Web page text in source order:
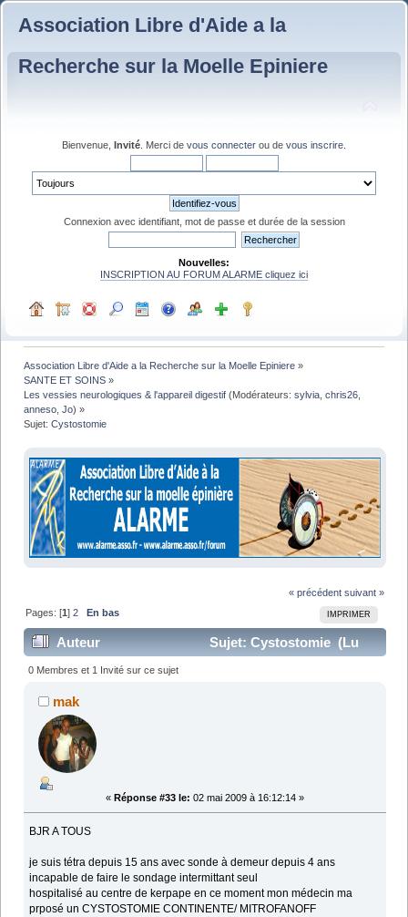
Association Libre d'Aide a la
Recherche sur la Moelle Epiniere
Bienvenue, Invité . Merci de vous connecter ou de vous inscrire
Connexion avec identifiant, mot de passe et durée de la session
Nouvelles:
INSCRIPTION AU FORUM ALARME cliquez ici
Association Libre d'Aide a la Recherche sur la Moelle Epiniere »
SANTE ET SOINS »
Les vessies neurologiques & l'appareil digestif (Modérateurs:sylvia ,chris26
anneso ,Jo) »
Sujet:Cystostomie
« précédent suivant »
IMPRIMER
Pages: [1]2 En bas
Auteur
Sujet: Cystostomie (Lu
62507 fois)
0 Membres et 1 Invité sur ce sujet
mak
« Réponse #33 le: 02 mai 2009 à 16:12:14 »
BJR A TOUS
je suis tétra depuis 15 ans avec sonde à demeur depuis 4 ans
incapable de faire le sondage intermittant seul
hospitalisé au centre de kerpape en ce moment mon médecin ma
prposé un CYSTOSTOMIE CONTINENTE/ MITROFANOFF